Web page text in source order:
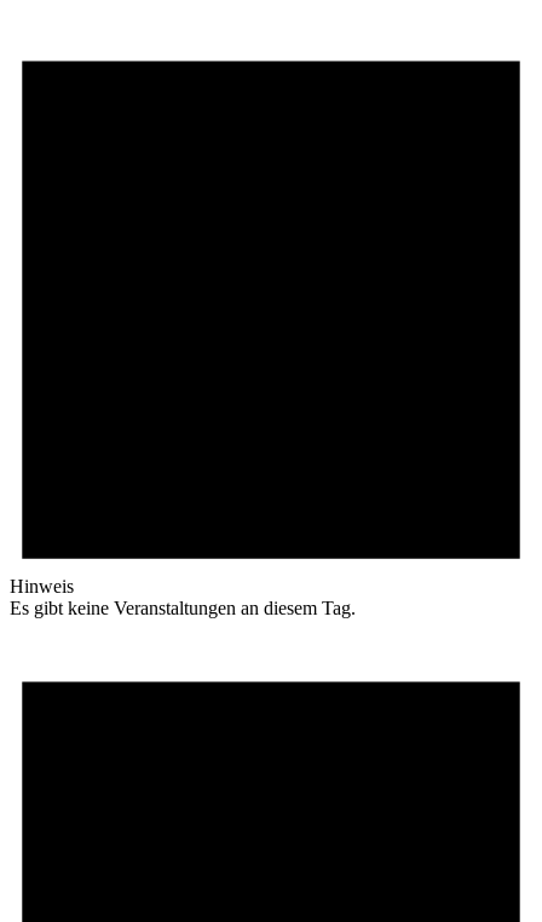
Hinweis
Es gibt keine Veranstaltungen an diesem Tag.